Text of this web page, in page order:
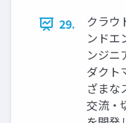
29.
クラウ
ンドエ
ンジニ
ダクト
ざまな
交流・